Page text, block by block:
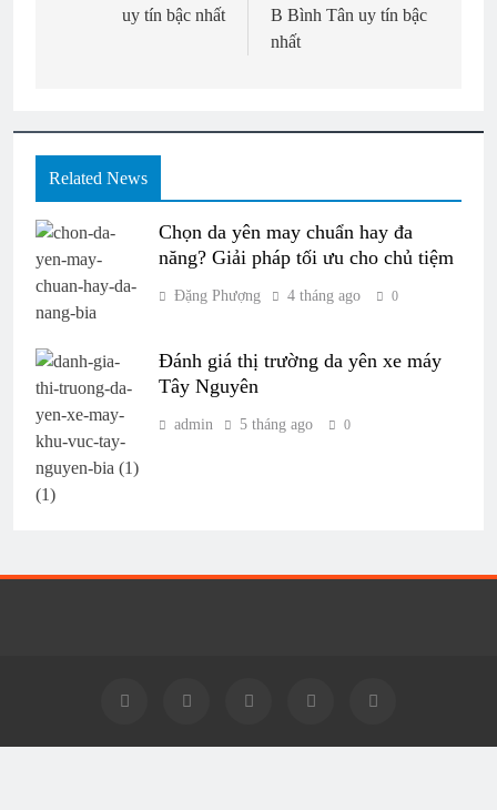
uy tín bậc nhất
B Bình Tân uy tín bậc
nhất
Related News
Chọn da yên may chuẩn hay đa
năng? Giải pháp tối ưu cho chủ tiệm
Đặng Phượng 4 tháng ago 0
Đánh giá thị trường da yên xe máy
Tây Nguyên
admin 5 tháng ago 0